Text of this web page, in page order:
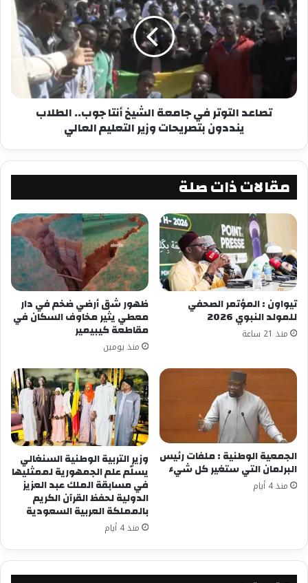
تصاعد التوتر في جامعة الشيخ أنتا جوب.. الطلاب
ينددون بتصريحات وزير التعليم العالي
مقالات ذات صلة
تيواون : المؤتمر الصحفي
للمولد النبوي 2026
منذ 21 ساعة
ظهور شق أرضي ضخم في دار
معطي يثير مخاوف السكان في
مقاطعة كيبيمير
منذ يومين
الجمعية الوطنية : ملفات رئيس
البرلمان التي ستغير كل شيء
منذ 4 أيام
وزير التربية الوطنية السنغالي
يسلّم علم الجمهورية لممثليها
في مسابقة الملك عبد العزيز
الدولية لحفظ القرآن الكريم
بالمملكة العربية السعودية
منذ 4 أيام